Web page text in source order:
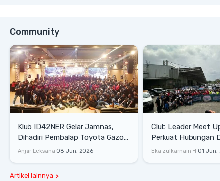
Community
Klub ID42NER Gelar Jamnas,
Dihadiri Pembalap Toyota Gazoo
Racing
Anjar Leksana 08 Jun, 2026
Club Leader Meet
Perkuat Hubungan
Dengan Komunitas
Eka Zulkarnain H 01 Jun,
Artikel lainnya